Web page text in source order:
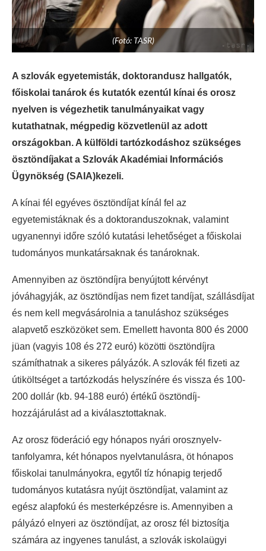
(Fotó: TASR)
A szlovák egyetemisták, doktorandusz hallgatók,
főiskolai tanárok és kutatók ezentúl kínai és orosz
nyelven is végezhetik tanulmányaikat vagy
kutathatnak, mégpedig közvetlenül az adott
országokban. A külföldi tartózkodáshoz szükséges
ösztöndíjakat a Szlovák Akadémiai Információs
Ügynökség (SAIA)kezeli.
A kínai fél egyéves ösztöndíjat kínál fel az
egyetemistáknak és a doktoranduszoknak, valamint
ugyanennyi időre szóló kutatási lehetőséget a főiskolai
tudományos munkatársaknak és tanároknak.
Amennyiben az ösztöndíjra benyújtott kérvényt
jóváhagyják, az ösztöndíjas nem fizet tandíjat, szállásdíjat
és nem kell megvásárolnia a tanuláshoz szükséges
alapvető eszközöket sem. Emellett havonta 800 és 2000
jüan (vagyis 108 és 272 euró) közötti ösztöndíjra
számíthatnak a sikeres pályázók. A szlovák fél fizeti az
útiköltséget a tartózkodás helyszínére és vissza és 100-
200 dollár (kb. 94-188 euró) értékű ösztöndíj-
hozzájárulást ad a kiválasztottaknak.
Az orosz föderáció egy hónapos nyári orosznyelv-
tanfolyamra, két hónapos nyelvtanulásra, öt hónapos
főiskolai tanulmányokra, egytől tíz hónapig terjedő
tudományos kutatásra nyújt ösztöndíjat, valamint az
egész alapfokú és mesterképzésre is. Amennyiben a
pályázó elnyeri az ösztöndíjat, az orosz fél biztosítja
számára az ingyenes tanulást, a szlovák iskolaügyi